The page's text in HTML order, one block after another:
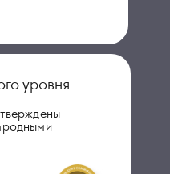
уровня